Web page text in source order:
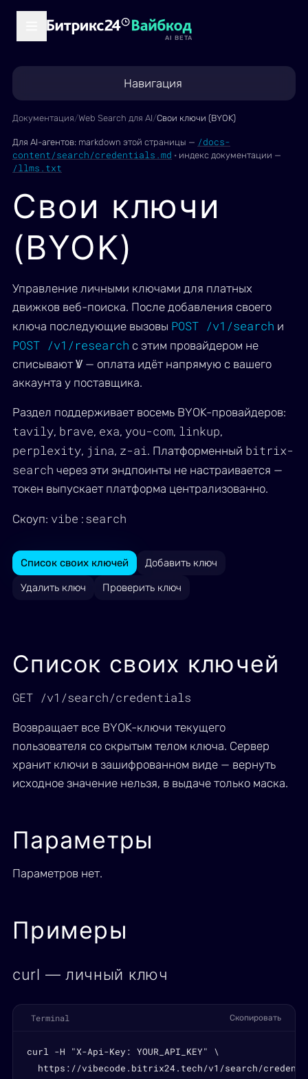
AI BETA
Навигация
Документация/Web Search для AI/Свои ключи (BYOK)
Для AI-агентов: markdown этой страницы — /docs-
content/search/credentials.md · индекс документации —
/llms.txt
Свои ключи
(BYOK)
Управление личными ключами для платных
движков веб-поиска. После добавления своего
ключа последующие вызовы POST /v1/search и
POST /v1/research с этим провайдером не
списывают Ꝟ — оплата идёт напрямую с вашего
аккаунта у поставщика.
Раздел поддерживает восемь BYOK-провайдеров:
tavily, brave, exa, you-com, linkup,
perplexity, jina, z-ai. Платформенный bitrix-
search через эти эндпоинты не настраивается —
токен выпускает платформа централизованно.
Скоуп: vibe:search
Список своих ключей
Добавить ключ
Удалить ключ
Проверить ключ
Список своих ключей
GET /v1/search/credentials
Возвращает все BYOK-ключи текущего
пользователя со скрытым телом ключа. Сервер
хранит ключи в зашифрованном виде — вернуть
исходное значение нельзя, в выдаче только маска.
Параметры
Параметров нет.
Примеры
curl — личный ключ
Terminal Скопировать
curl -H "X-Api-Key: YOUR_API_KEY" \
https://vibecode.bitrix24.tech/v1/search/